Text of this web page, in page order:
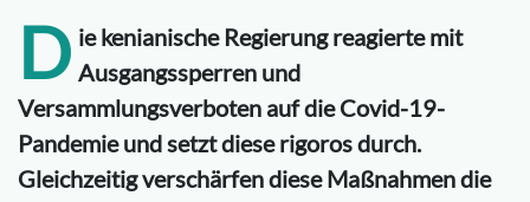
D ie kenianische Regierung reagierte mit
Ausgangssperren und
Versammlungsverboten auf die Covid-19-
Pandemie und setzt diese rigoros durch.
Gleichzeitig verschärfen diese Maßnahmen die